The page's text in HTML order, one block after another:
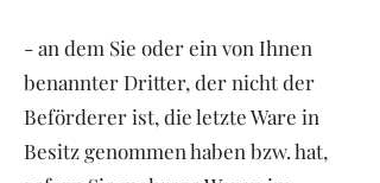
- an dem Sie oder ein von Ihnen
benannter Dritter, der nicht der
Beförderer ist, die letzte Ware in
Besitz genommen haben bzw. hat,